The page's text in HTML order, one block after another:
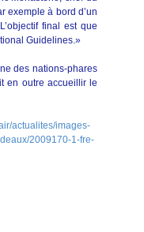
exemple à bord d’un
final est que
Guidelines.»
des nations-phares
en outre accueillir le